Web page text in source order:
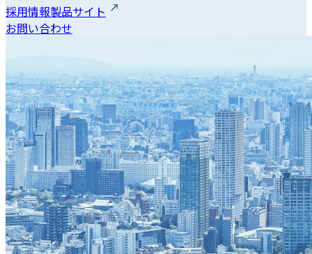
採用情報製品サイト
お問い合わせ